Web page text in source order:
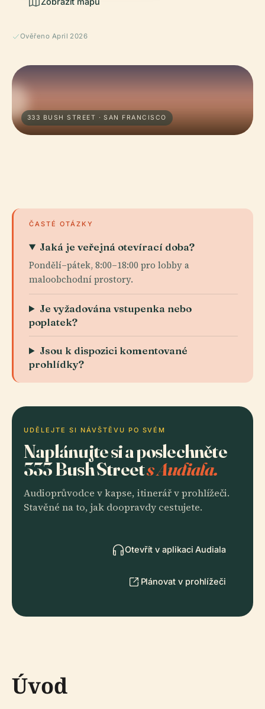
Ověřeno April 2026
333 BUSH STREET · SAN FRANCISCO
ČASTÉ OTÁZKY
Jaká je veřejná otevírací doba?
Pondělí–pátek, 8:00–18:00 pro lobby a
maloobchodní prostory.
Je vyžadována vstupenka nebo
poplatek?
Jsou k dispozici komentované
prohlídky?
UDĚLEJTE SI NÁVŠTĚVU PO SVÉM
Naplánujte si a poslechněte
333 Bush Streets Audiala.
Audioprůvodce v kapse, itinerář v prohlížeči.
Stavěné na to, jak doopravdy cestujete.
Otevřít v aplikaci Audiala
Plánovat v prohlížeči
Úvod